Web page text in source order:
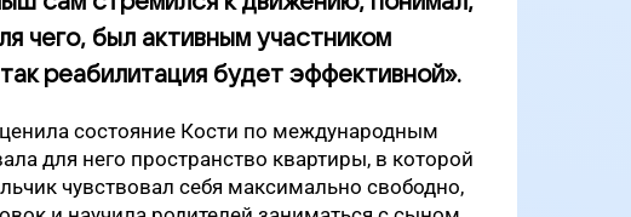
чего, был активным участником
реабилитация будет эффективной».
состояние Кости по международным
для него пространство квартиры, в которой
чувствовал себя максимально свободно,